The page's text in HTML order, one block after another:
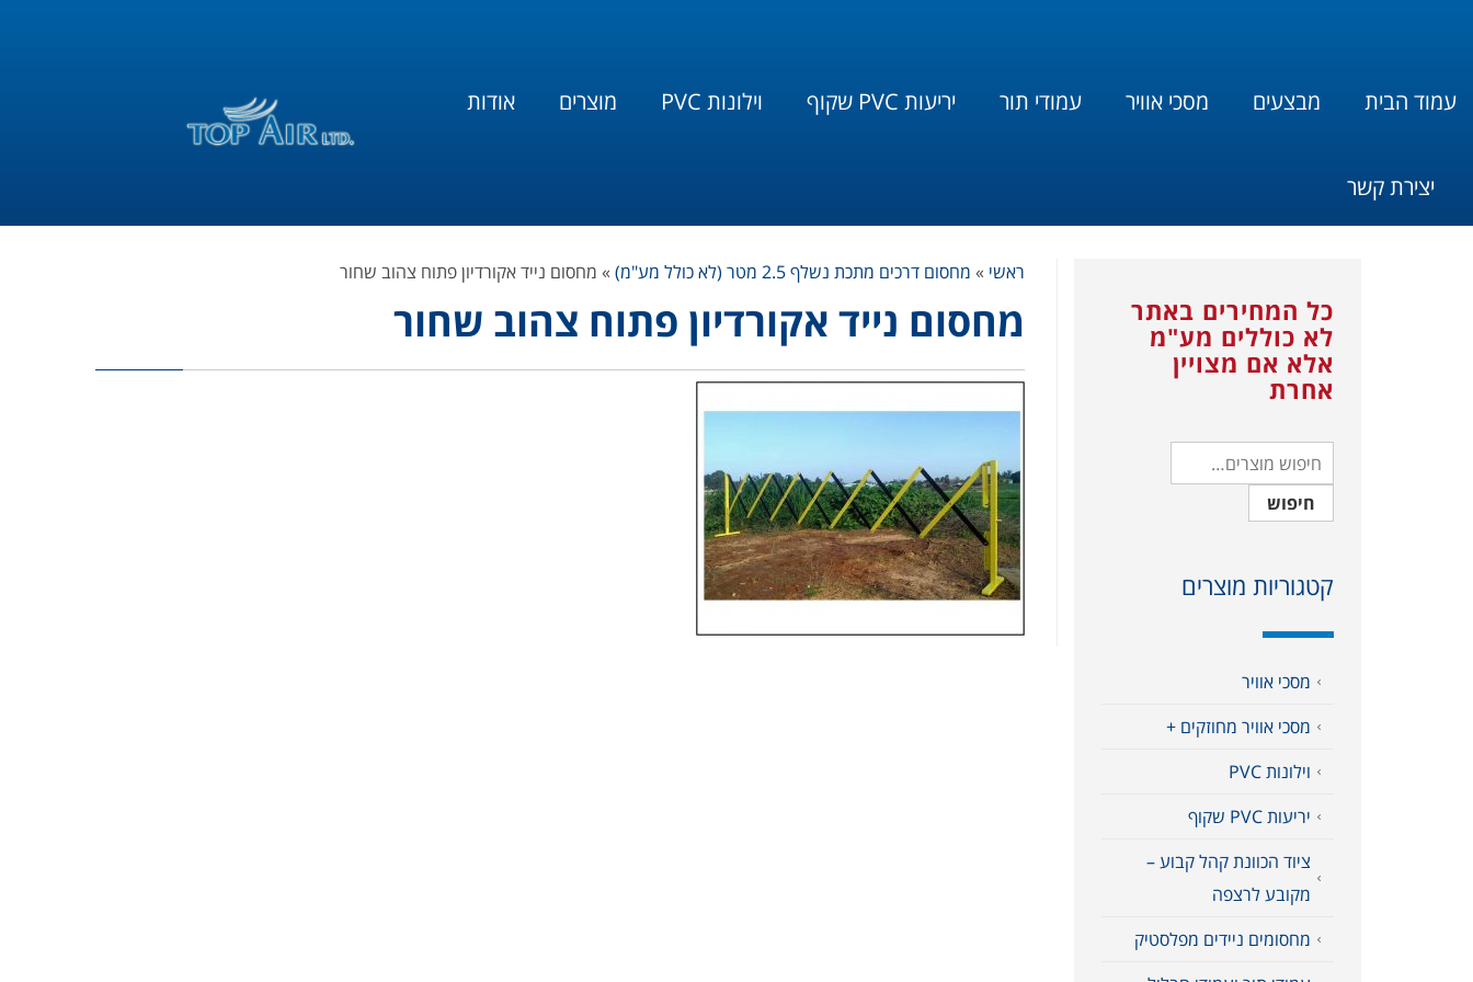
עמוד הבית מבצעים מסכי אוויר עמודי תור יריעות PVC שקוף וילונות PVC מוצרים אודות
יצירת קשר
ראשי » מחסום דרכים מתכת נשלף 2.5 מטר (לא כולל מע"מ) » מחסום נייד אקורדיון פתוח צהוב שחור
מחסום נייד אקורדיון פתוח צהוב שחור
כל המחירים באתר
לא כוללים מע"מ
אלא אם מצויין
אחרת
חיפוש
קטגוריות מוצרים
מסכי אוויר
מסכי אוויר מחוזקים +
וילונות PVC
יריעות PVC שקוף
ציוד הכוונת קהל קבוע –
מקובע לרצפה
מחסומים ניידים מפלסטיק